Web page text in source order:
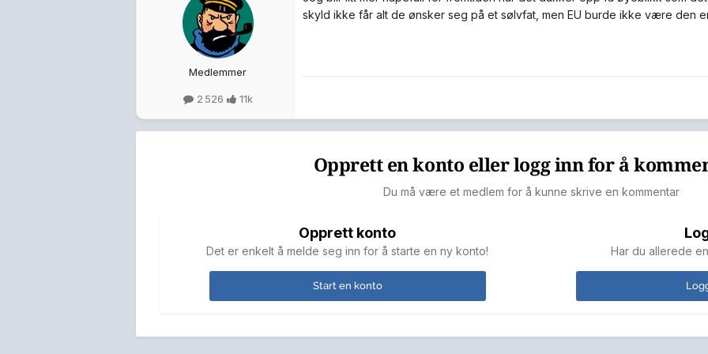
Medlemmer
2 526 11k
skyld ikke får alt de ønsker seg på et sølvfat, men EU burde ikke være den
Opprett en konto eller logg inn for å
Du må være et medlem for å kunne skrive en kommentar
Opprett konto
Det er enkelt å melde seg inn for å starte en ny konto!
Start en konto
Har du allerede